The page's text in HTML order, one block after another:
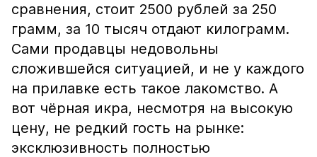
сравнения, стоит 2500 рублей за 250
грамм, за 10 тысяч отдают килограмм.
Сами продавцы недовольны
сложившейся ситуацией, и не у каждого
на прилавке есть такое лакомство. А
вот чёрная икра, несмотря на высокую
цену, не редкий гость на рынке:
эксклюзивность полностью